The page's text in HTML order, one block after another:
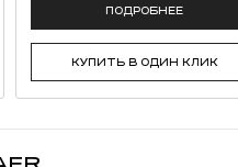
ПОДРОБНЕЕ
КУПИТЬ В ОДИН КЛИК